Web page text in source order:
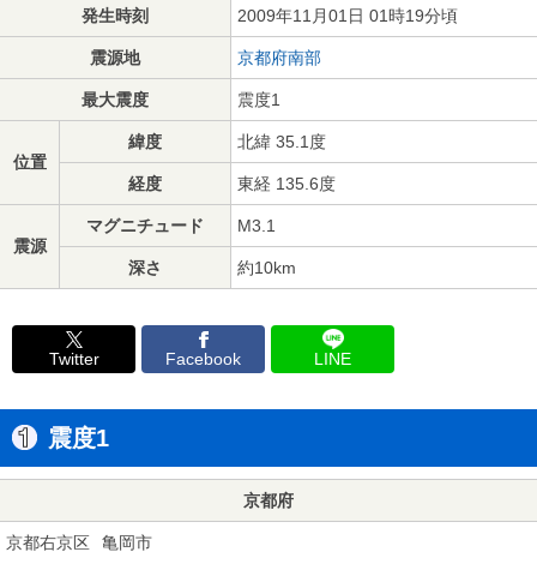
発生時刻 2009年11月01日 01時19分頃
震源地 京都府南部
最大震度 震度1
位置
緯度 北緯 35.1度
経度 東経 135.6度
震源
マグニチュード M3.1
深さ 約10km
Twitter Facebook LINE
震度1
京都府
京都右京区 亀岡市